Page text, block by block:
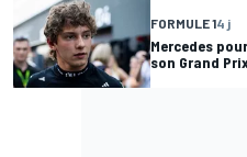
FORMULE 14 j
Mercedes
son Grand